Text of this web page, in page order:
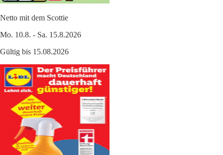
Netto mit dem Scottie
Mo. 10.8. - Sa. 15.8.2026
Gültig bis 15.08.2026